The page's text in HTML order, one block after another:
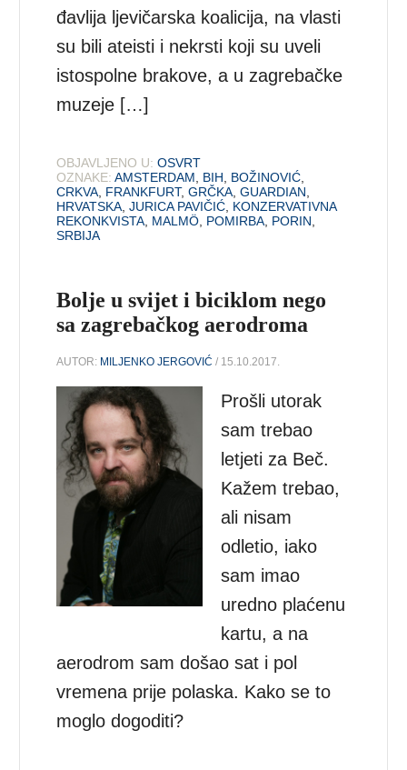
đavlija ljevičarska koalicija, na vlasti
su bili ateisti i nekrsti koji su uveli
istospolne brakove, a u zagrebačke
muzeje […]
OBJAVLJENO U: OSVRT
OZNAKE: AMSTERDAM, BIH, BOŽINOVIĆ,
CRKVA, FRANKFURT,GRČKA,GUARDIAN,
HRVATSKA,JURICA PAVIČIĆ, KONZERVATIVNA
REKONKVISTA, MALMÖ, POMIRBA, PORIN,
SRBIJA
Bolje u svijet i biciklom nego
sa zagrebačkog aerodroma
AUTOR: MILJENKO JERGOVIĆ / 15.10.2017.
Prošli utorak
sam trebao
letjeti za Beč.
Kažem trebao,
ali nisam
odletio, iako
sam imao
uredno plaćenu
kartu, a na
aerodrom sam došao sat i pol
vremena prije polaska. Kako se to
moglo dogoditi?